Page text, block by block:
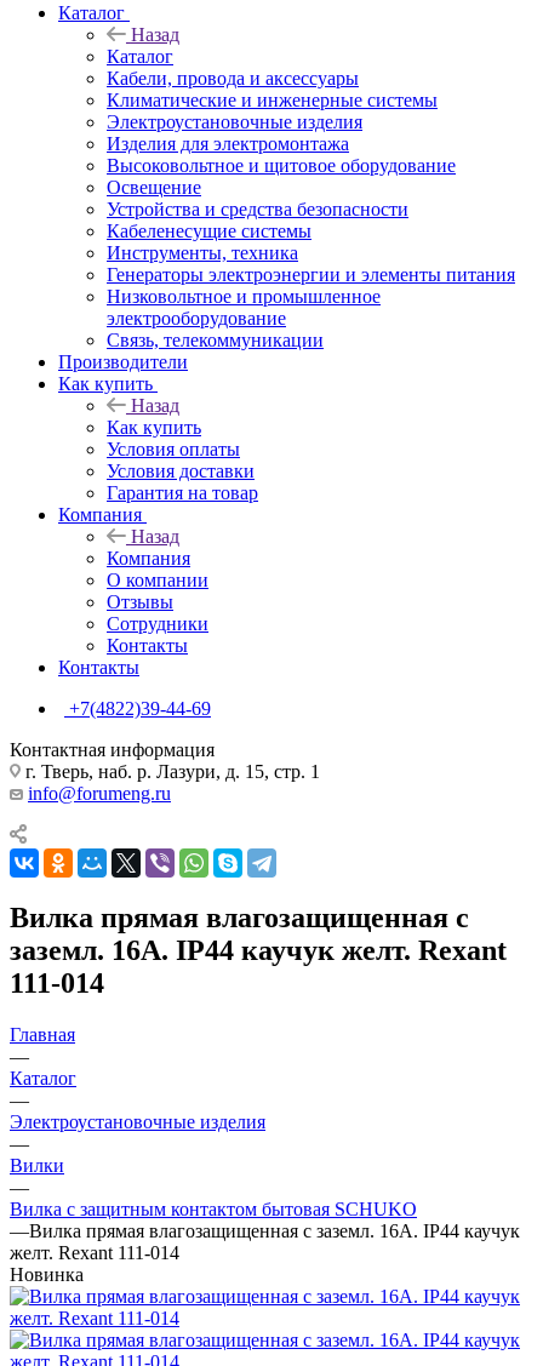
Каталог
Назад
Каталог
Кабели, провода и аксессуары
Климатические и инженерные системы
Электроустановочные изделия
Изделия для электромонтажа
Высоковольтное и щитовое оборудование
Освещение
Устройства и средства безопасности
Кабеленесущие системы
Инструменты, техника
Генераторы электроэнергии и элементы питания
Низковольтное и промышленное
электрооборудование
Связь, телекоммуникации
Производители
Как купить
Назад
Как купить
Условия оплаты
Условия доставки
Гарантия на товар
Компания
Назад
Компания
О компании
Отзывы
Сотрудники
Контакты
Контакты
+7(4822)39-44-69
Контактная информация
г. Тверь, наб. р. Лазури, д. 15, стр. 1
info@forumeng.ru
Вилка прямая влагозащищенная с
заземл. 16А. IP44 каучук желт. Rexant
111-014
Главная
—
Каталог
—
Электроустановочные изделия
—
Вилки
—
Вилка с защитным контактом бытовая SCHUKO
—Вилка прямая влагозащищенная с заземл. 16А. IP44 каучук
желт. Rexant 111-014
Новинка